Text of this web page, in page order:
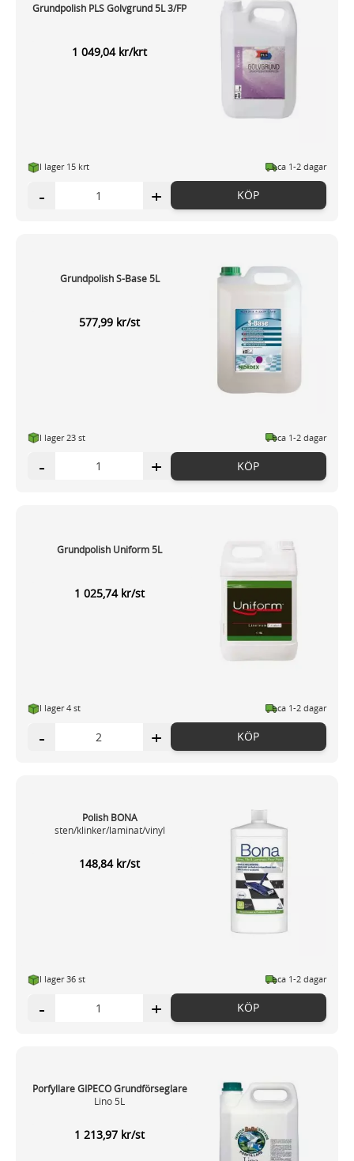
Grundpolish PLS Golvgrund 5L 3/FP
1 049,04 kr/krt
I lager 15 krt ca 1-2 dagar
- + KÖP
Grundpolish S-Base 5L
577,99 kr/st
I lager 23 st ca 1-2 dagar
- + KÖP
Grundpolish Uniform 5L
1 025,74 kr/st
I lager 4 st ca 1-2 dagar
- + KÖP
Polish BONA
sten/klinker/laminat/vinyl
148,84 kr/st
I lager 36 st ca 1-2 dagar
- + KÖP
Porfyllare GIPECO Grundförseglare
Lino 5L
1 213,97 kr/st